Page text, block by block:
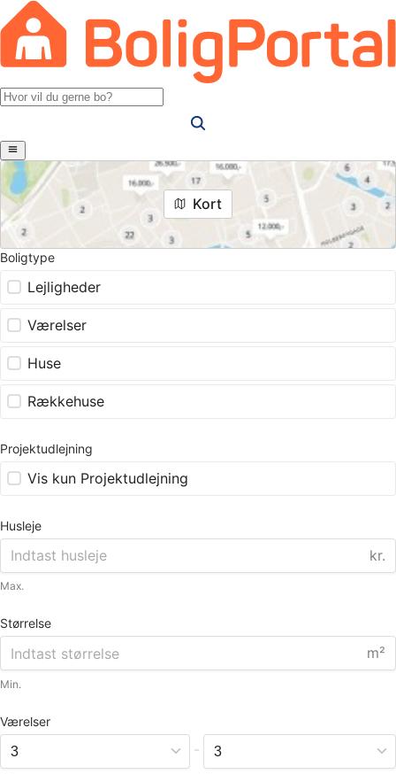
Kort
Boligtype
Lejligheder
Værelser
Huse
Rækkehuse
Projektudlejning
Vis kun Projektudlejning
Husleje
kr.
Max.
Størrelse
m²
Min.
Værelser
-